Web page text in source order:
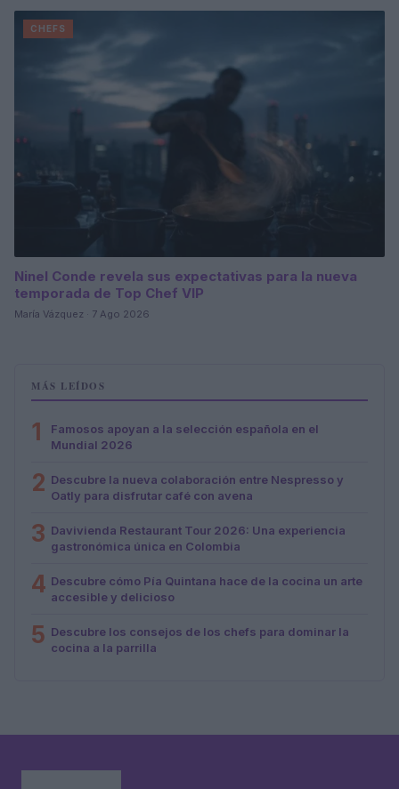
CHEFS
Ninel Conde revela sus expectativas para la nueva
temporada de Top Chef VIP
María Vázquez · 7 Ago 2026
MÁS LEÍDOS
1
Famosos apoyan a la selección española en el
Mundial 2026
2 Descubre la nueva colaboración entre Nespresso y
Oatly para disfrutar café con avena
3 Davivienda Restaurant Tour 2026: Una experiencia
gastronómica única en Colombia
4 Descubre cómo Pía Quintana hace de la cocina un arte
accesible y delicioso
5 Descubre los consejos de los chefs para dominar la
cocina a la parrilla